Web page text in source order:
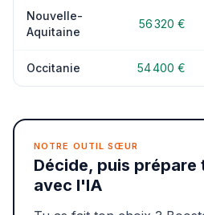
Nouvelle-
Aquitaine
56 320 €
Occitanie 54 400 €
NOTRE OUTIL SŒUR
Décide, puis
avec l'IA